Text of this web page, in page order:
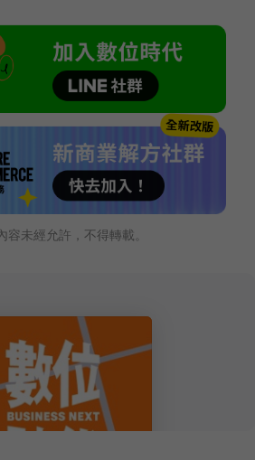
容未經允許，不得轉載。